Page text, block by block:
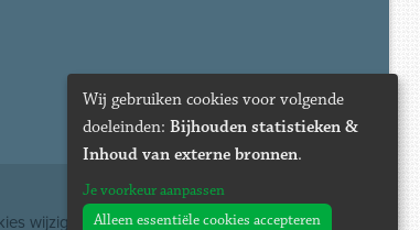
wijzigen
Wij gebruiken cookies voor volgende
doeleinden: Bijhouden statistieken &
Inhoud van externe bronnen.
Je voorkeur aanpassen
Alleen essentiële cookies accepteren